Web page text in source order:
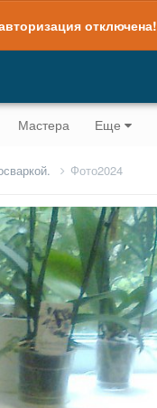
отключена!
Мастера Еще
Фото2024